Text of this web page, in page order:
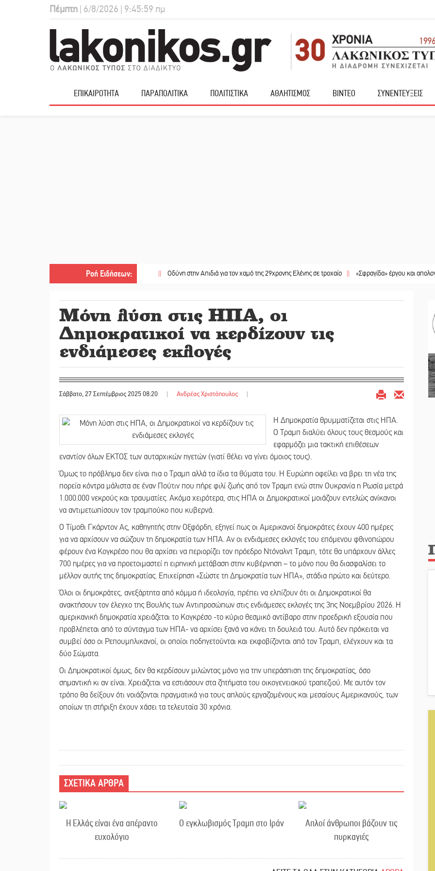
Πέμπτη | 6/8/2026 | 9:46:00 πμ
ΕΠΙΚΑΙΡΟΤΗΤΑ ΠΑΡΑΠΟΛΙΤΙΚΑ ΠΟΛΙΤΙΣΤΙΚΑ ΑΘΛΗΤΙΣΜΟΣ ΒΙΝΤΕΟ ΣΥΝΕΝΤΕΥΞΕΙΣ
Ροή Ειδήσεων:
|| Οδύνη στην Απιδιά για τον χαμό της 29χρονης Ελένης σε τροχαίο || «Σφραγίδα» έργου και απολογισμού
Μόνη λύση στις ΗΠΑ, οι
Δημοκρατικοί να κερδίζουν τις
ενδιάμεσες εκλογές
Σάββατο, 27 Σεπτέμβριος 2025 08:20 | Ανδρέας Χριστόπουλος |
Η Δημοκρατία θρυμματίζεται στις ΗΠΑ.
Ο Τραμπ διαλύει όλους τους θεσμούς και
εφαρμόζει μια τακτική επιθέσεων
εναντίον όλων ΕΚΤΟΣ των αυταρχικών ηγετών (γιατί θέλει να γίνει όμοιος τους).
Όμως το πρόβλημα δεν είναι πια ο Τραμπ αλλά τα ίδια τα θύματα του. Η Ευρώπη οφείλει να βρει τη νέα της
πορεία κόντρα μάλιστα σε έναν Πούτιν που πήρε φιλί ζωής από τον Τραμπ ενώ στην Ουκρανία η Ρωσία μετρά
1.000.000 νεκρούς και τραυματίες. Ακόμα χειρότερα, στις ΗΠΑ οι Δημοκρατικοί μοιάζουν εντελώς ανίκανοι
να αντιμετωπίσουν τον τραμπούκο που κυβερνά.
O Tίμοθι Γκάρντον Ας, καθηγητής στην Οξφόρδη, εξηγεί πως οι Αμερικανοί δημοκράτες έχουν 400 ημέρες
για να αρχίσουν να σώζουν τη δημοκρατία των ΗΠΑ. Αν οι ενδιάμεσες εκλογές του επόμενου φθινοπώρου
φέρουν ένα Κογκρέσο που θα αρχίσει να περιορίζει τον πρόεδρο Ντόναλντ Τραμπ, τότε θα υπάρχουν άλλες
700 ημέρες για να προετοιμαστεί η ειρηνική μετάβαση στην κυβέρνηση – το μόνο που θα διασφαλίσει το
μέλλον αυτής της δημοκρατίας. Επιχείρηση «Σώστε τη Δημοκρατία των ΗΠΑ», στάδια πρώτο και δεύτερο.
Όλοι οι δημοκράτες, ανεξάρτητα από κόμμα ή ιδεολογία, πρέπει να ελπίζουν ότι οι Δημοκρατικοί θα
ανακτήσουν τον έλεγχο της Βουλής των Αντιπροσώπων στις ενδιάμεσες εκλογές της 3ης Νοεμβρίου 2026. Η
αμερικανική δημοκρατία χρειάζεται το Κογκρέσο -το κύριο θεσμικό αντίβαρο στην προεδρική εξουσία που
προβλέπεται από το σύνταγμα των ΗΠΑ- να αρχίσει ξανά να κάνει τη δουλειά του. Αυτό δεν πρόκειται να
συμβεί όσο οι Ρεπουμπλικανοί, οι οποίοι ποδηγετούνται και εκφοβίζονται από τον Τραμπ, ελέγχουν και τα
δύο Σώματα.
Οι Δημοκρατικοί όμως, δεν θα κερδίσουν μιλώντας μόνο για την υπεράσπιση της δημοκρατίας, όσο
σημαντική κι αν είναι. Χρειάζεται να εστιάσουν στα ζητήματα του οικογενειακού τραπεζιού. Με αυτόν τον
τρόπο θα δείξουν ότι νοιάζονται πραγματικά για τους απλούς εργαζομένους και μεσαίους Αμερικανούς, των
οποίων τη στήριξη έχουν χάσει τα τελευταία 30 χρόνια.
ΣΧΕΤΙΚΑ ΑΡΘΡΑ
Η Ελλάς είναι ένα απέραντο
ευχολόγιο
Ο εγκλωβισμός Τραμπ στο Ιράν
Απλοί άνθρωποι βάζουν τις
πυρκαγιές